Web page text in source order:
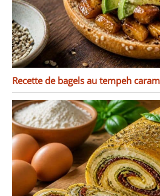
Recette de bagels au tempeh